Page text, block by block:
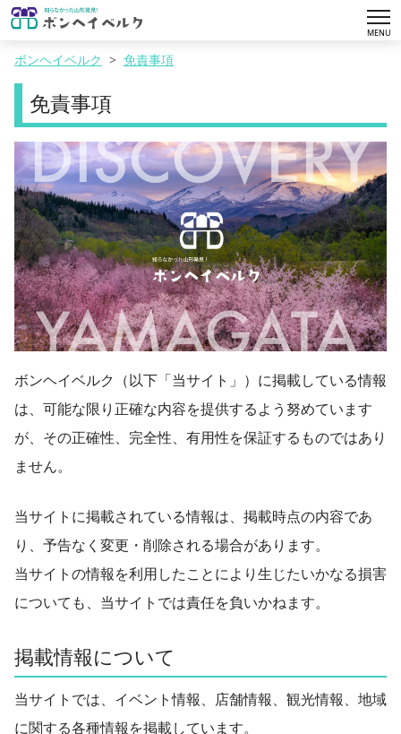
MENU
ボンヘイベルク 免責事項
免責事項
ボンヘイベルク（以下「当サイト」）に掲載している情報
は、可能な限り正確な内容を提供するよう努めています
が、その正確性、完全性、有用性を保証するものではあり
ません。
当サイトに掲載されている情報は、掲載時点の内容であ
り、予告なく変更・削除される場合があります。
当サイトの情報を利用したことにより生じたいかなる損害
についても、当サイトでは責任を負いかねます。
掲載情報について
当サイトでは、イベント情報、店舗情報、観光情報、地域
に関する各種情報を掲載しています。